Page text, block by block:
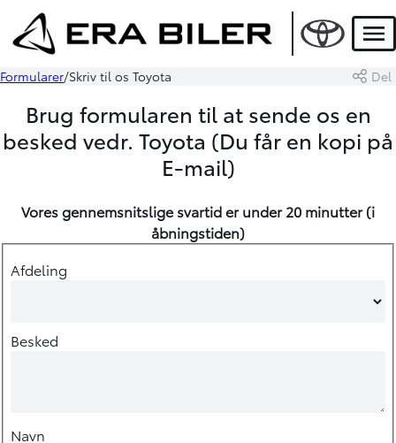
Formularer Skriv til os Toyota Del
Brug formularen til at sende os en
besked vedr. Toyota (Du får en kopi på
E-mail)
Vores gennemsnitslige svartid er under 20 minutter (i
åbningstiden)
Afdeling
Besked
Navn